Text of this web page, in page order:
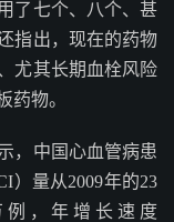
了七个、八个、甚
指出，现在的药物
尤其长期血栓风险
药物。
，中国心血管病患
）量从2009年的23
例，年增长速度